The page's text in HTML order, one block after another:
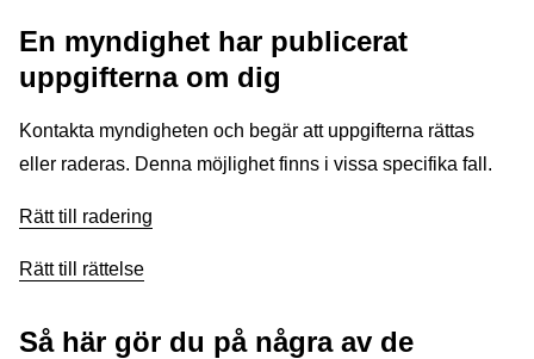
En myndighet har publicerat
uppgifterna om dig
Kontakta myndigheten och begär att uppgifterna rättas
eller raderas. Denna möjlighet finns i vissa specifika fall.
Rätt till radering
Rätt till rättelse
Så här gör du på några av de